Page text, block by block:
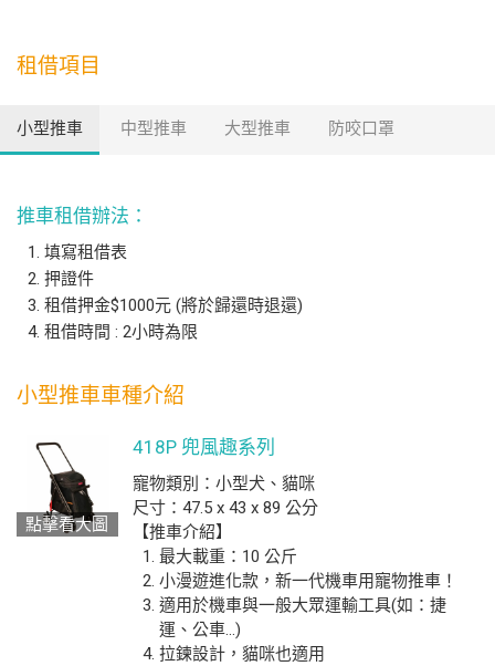
租借項目
小型推車 中型推車 大型推車 防咬口罩
推車租借辦法：
填寫租借表
押證件
租借押金$1000元 (將於歸還時退還)
租借時間 : 2小時為限
小型推車車種介紹
點擊看大圖
418P 兜風趣系列
寵物類別：小型犬、貓咪
尺寸：47.5 x 43 x 89 公分
【推車介紹】
最大載重：10 公斤
小漫遊進化款，新一代機車用寵物推車！
適用於機車與一般大眾運輸工具(如：捷
運、公車…)
拉鍊設計，貓咪也適用